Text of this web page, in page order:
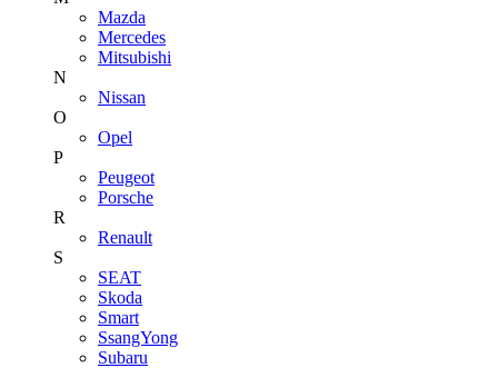
Mazda
Mercedes
Mitsubishi
N
Nissan
O
Opel
P
Peugeot
Porsche
R
Renault
S
SEAT
Skoda
Smart
SsangYong
Subaru